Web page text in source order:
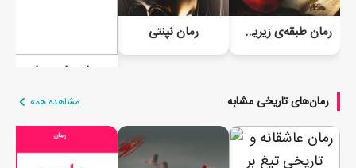
رمان طبقه‌ی زیرین جلد اول و دوم | نسخه آفلاین
رمان نپنتی
رمان ماه و سایه
رمان‌های تاریخی مشابه مشاهده همه